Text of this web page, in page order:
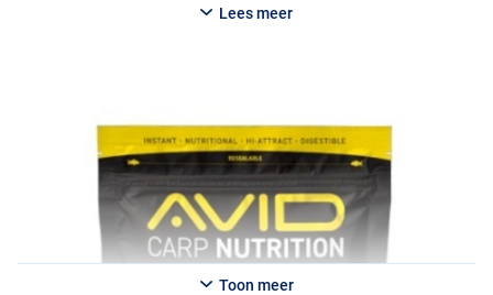
opbouwen van voerstekken!
Lees meer
Toon meer